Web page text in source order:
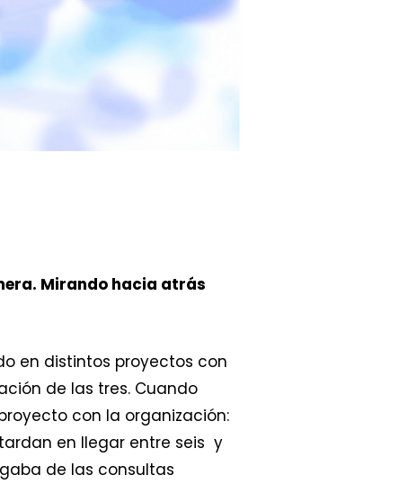
Mirando hacia atrás
en distintos proyectos con
de las tres. Cuando
con la organización:
en llegar entre seis y
de las consultas